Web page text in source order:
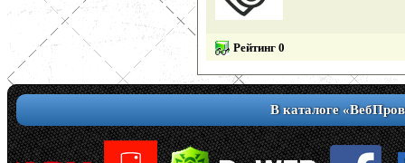
Рейтинг 0
В каталоге